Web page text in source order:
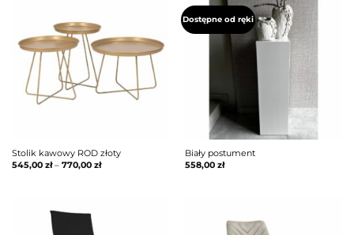
Stolik kawowy ROD złoty
545,00 zł– 770,00 zł
Dostępne od ręki
Biały postument
558,00 zł